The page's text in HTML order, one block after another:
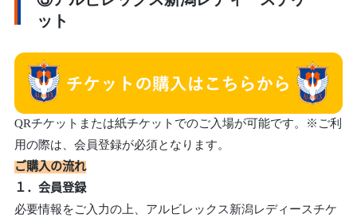
ット
QRチケットまたは紙チケットでのご入場が可能です。※ご利
用の際は、会員登録が必須となります。
ご購入の流れ
１．会員登録
必要情報をご入力の上、アルビレックス新潟レディースチケ